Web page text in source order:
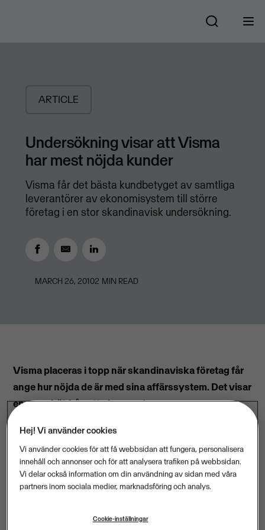
ARTICLE
Undersökning visar att Visma
har mest nöjda kunder
Visma får det bästa kundbetyget av samtliga
leverantörer av ekonomisystem till större
företag i en stor skandinavisk undersökning.
MARCH 26, 20102 MIN READ
Visma placeras i topp när skandinaviska företag får
ange hur nöjda de är med sina affärssystem. Det visar
en ny enkät från ett oberoende
– Det här beskedet känns naturligtvis oerhört roligt.
Nöjda kunder är självklart ett mål i sig, men också
långsiktigt den bästa marknadsföringen, säger Björn
Hej! Vi använder cookies
Vi använder cookies för att få webbsidan att fungera, personalisera
innehåll och annonser och för att analysera trafiken på webbsidan.
Vi delar också information om din användning av sidan med våra
partners inom sociala medier, marknadsföring och analys.
Cookie-inställningar